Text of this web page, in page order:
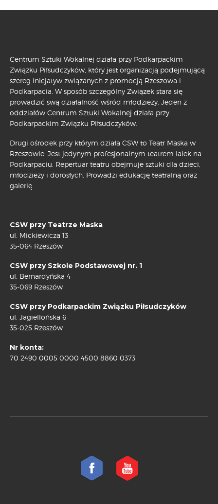
Centrum Sztuki Wokalnej działa przy Podkarpackim
Związku Piłsudczyków, który jest organizacją podejmującą
szereg inicjatyw związanych z promocją Rzeszowa i
Podkarpacia. W sposób szczególny Związek stara się
prowadzić swą działalność wśród młodzieży. Jeden z
oddziałów Centrum Sztuki Wokalnej działa przy
Podkarpackim Związku Piłsudczyków.
Drugi ośrodek przy którym działa CSW to Teatr Maska w
Rzeszowie. Jest jedynym profesjonalnym teatrem lalek na
Podkarpaciu. Repertuar teatru obejmuje sztuki dla dzieci,
młodzieży i dorosłych. Prowadzi edukację teatralną oraz
galerię.
CSW przy Teatrze Maska
ul. Mickiewicza 13
35-064 Rzeszów
CSW przy Szkole Podstawowej nr. 1
ul. Bernardyńska 4
35-069 Rzeszów
CSW przy Podkarpackim Związku Piłsudczyków
ul. Jagiellońska 6
35-025 Rzeszów
Nr konta:
70 2490 0005 0000 4500 8860 0373